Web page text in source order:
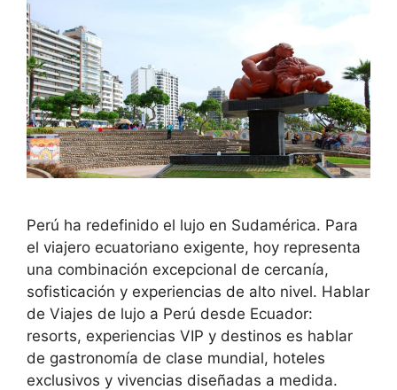
Perú ha redefinido el lujo en Sudamérica. Para
el viajero ecuatoriano exigente, hoy representa
una combinación excepcional de cercanía,
sofisticación y experiencias de alto nivel. Hablar
de Viajes de lujo a Perú desde Ecuador:
resorts, experiencias VIP y destinos es hablar
de gastronomía de clase mundial, hoteles
exclusivos y vivencias diseñadas a medida.